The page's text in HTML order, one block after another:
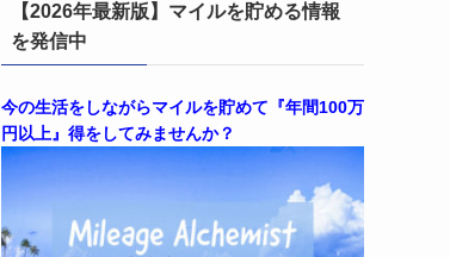
【2026年最新版】マイルを貯める情報
を発信中
今の生活をしながらマイルを貯めて『年間100万
円以上』得をしてみませんか？